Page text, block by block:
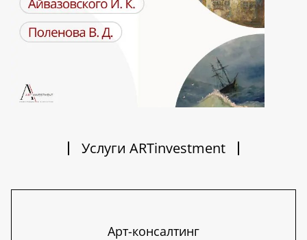
Услуги ARTinvestment
Арт-консалтинг